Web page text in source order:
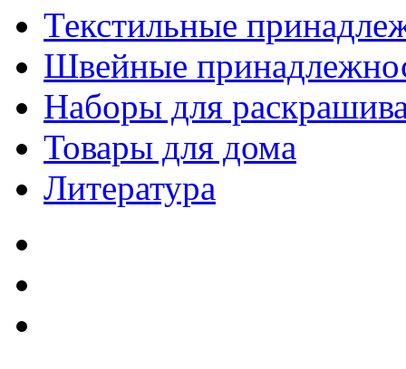
Текстильные
Швейные
Наборы для
Товары для дома
Литература